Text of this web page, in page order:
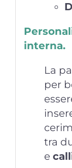
interna.
La
per
tra
e